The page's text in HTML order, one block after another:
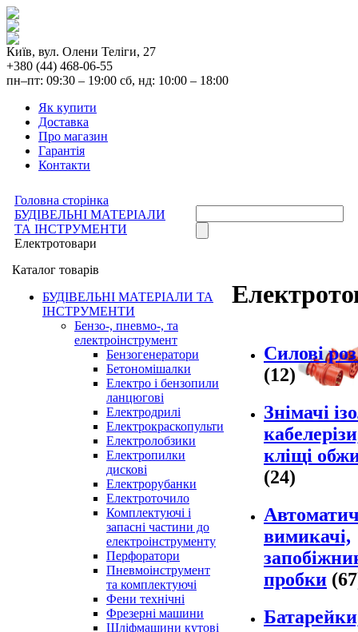
Київ, вул. Олени Теліги, 27
+380 (44) 468-06-55
пн–пт: 09:30 – 19:00 сб, нд: 10:00 – 18:00
Як купити
Доставка
Про магазин
Гарантія
Контакти
Головна сторінка
БУДІВЕЛЬНІ МАТЕРІАЛИ
ТА ІНСТРУМЕНТИ
Електротовари
Каталог товарів
БУДІВЕЛЬНІ МАТЕРІАЛИ ТА
ІНСТРУМЕНТИ
Бензо-, пневмо-, та
електроінструмент
Бензогенератори
Бетономішалки
Електро і бензопили
ланцюгові
Електродрилі
Електрокраскопульти
Електролобзики
Електропилки
дискові
Електрорубанки
Електроточило
Комплектуючі і
запасні частини до
електроінструменту
Перфоратори
Пневмоінструмент
та комплектуючі
Фени технічні
Фрезерні машини
Шліфмашини кутові
Силові
(12)
Знімачі
кліщі
(24)
вимикачі,
пробки